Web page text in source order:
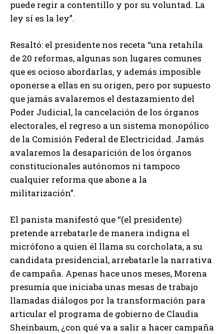
puede regir a contentillo y por su voluntad. La
ley sí es la ley”.
Resaltó: el presidente nos receta “una retahíla
de 20 reformas, algunas son lugares comunes
que es ocioso abordarlas, y además imposible
oponerse a ellas en su origen, pero por supuesto
que jamás avalaremos el destazamiento del
Poder Judicial, la cancelación de los órganos
electorales, el regreso a un sistema monopólico
de la Comisión Federal de Electricidad. Jamás
avalaremos la desaparición de los órganos
constitucionales autónomos ni tampoco
cualquier reforma que abone a la
militarización”.
El panista manifestó que “(el presidente)
pretende arrebatarle de manera indigna el
micrófono a quien él llama su corcholata, a su
candidata presidencial, arrebatarle la narrativa
de campaña. Apenas hace unos meses, Morena
presumía que iniciaba unas mesas de trabajo
llamadas diálogos por la transformación para
articular el programa de gobierno de Claudia
Sheinbaum, ¿con qué va a salir a hacer campaña